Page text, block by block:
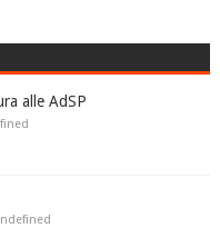
alle AdSP